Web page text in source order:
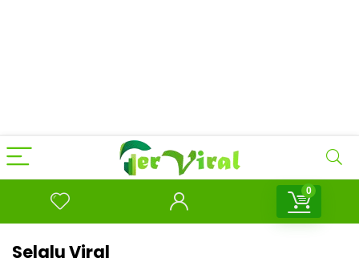
0
Selalu Viral